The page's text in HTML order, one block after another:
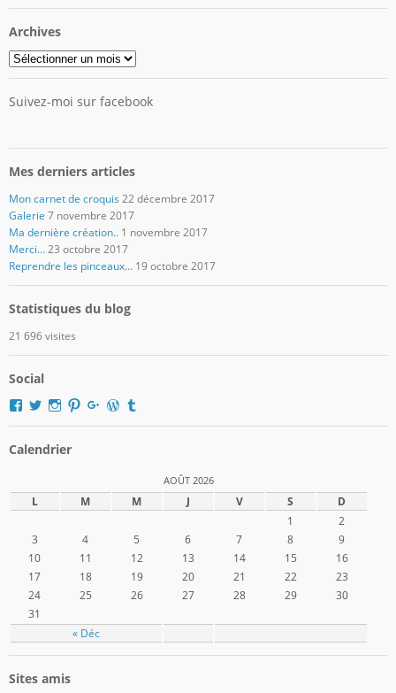
Archives
Archives
Suivez-moi sur facebook
Mes derniers articles
Mon carnet de croquis 22 décembre 2017
Galerie 7 novembre 2017
Ma dernière création.. 1 novembre 2017
Merci… 23 octobre 2017
Reprendre les pinceaux… 19 octobre 2017
Statistiques du blog
21 696 visites
Social
Voir
de
Facebook
Voir
de
Twitter
Voir
de
Instagram
Voir
Pinterest
Voir
Google+
Voir
WordPress.org
Tumblr
Calendrier
AOÛT 2026
L M M J V S D
« Déc
1
2
3
4 5 6 7 8
9
10
11 12 13 14 15
16
17
18 19 20 21 22
23
24
25 26 27 28 29
30
31
Sites amis